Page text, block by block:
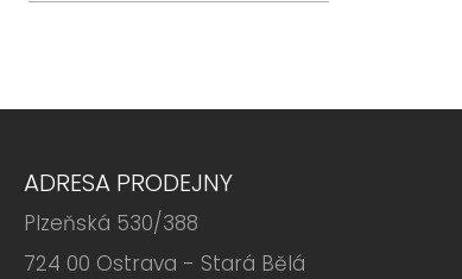
ADRESA PRODEJNY
Plzeňská 530/388
724 00 Ostrava - Stará Bělá